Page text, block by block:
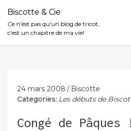
Biscotte & Cie
Ce n'est pas qu'un blog de tricot,
c'est un chapitre de ma vie!
24 mars 2008
Biscotte
Categories: Les débuts de
Congé de Pâques